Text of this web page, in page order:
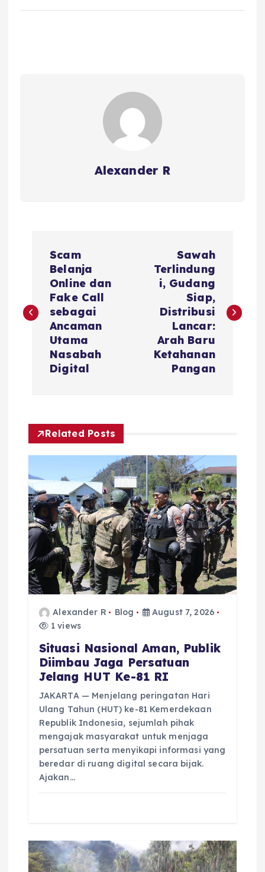
Alexander R
s
v
g
a
t
o
Scam
Belanja
Online dan
Fake Call
sebagai
Ancaman
Utama
Nasabah
Digital
Sawah
Terlindung
i, Gudang
Siap,
Distribusi
Lancar:
Arah Baru
Ketahanan
Pangan
Related Posts
Alexander R Blog
August 7, 2026
1 views
Situasi Nasional Aman, Publik
Diimbau Jaga Persatuan
Jelang HUT Ke-81 RI
JAKARTA — Menjelang peringatan Hari
Ulang Tahun (HUT) ke-81 Kemerdekaan
Republik Indonesia, sejumlah pihak
mengajak masyarakat untuk menjaga
persatuan serta menyikapi informasi yang
beredar di ruang digital secara bijak.
Ajakan…